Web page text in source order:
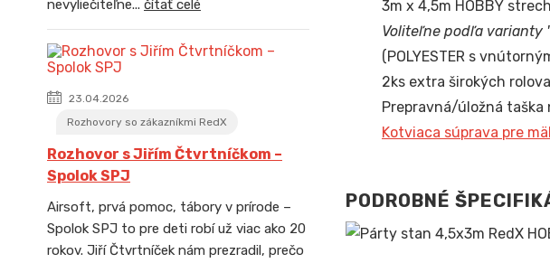
nevyliečiteľne... čítať celé
23.04.2026
Rozhovory so zákazníkmi RedX
Rozhovor s Jiřím Čtvrtníčkom –
Spolok SPJ
Airsoft, prvá pomoc, tábory v prírode –
Spolok SPJ to pre deti robí už viac ako 20
rokov. Jiří Čtvrtníček nám prezradil, prečo
3m x 4,5m HOBBY
Voliteľne podľa varianty
(POLYESTER s
2ks extra širokých
Prepravná/úložná taška
Kotviaca súprava pre
PODROBNÉ